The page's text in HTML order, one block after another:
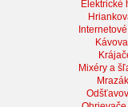
Elektrické
Mixéry a